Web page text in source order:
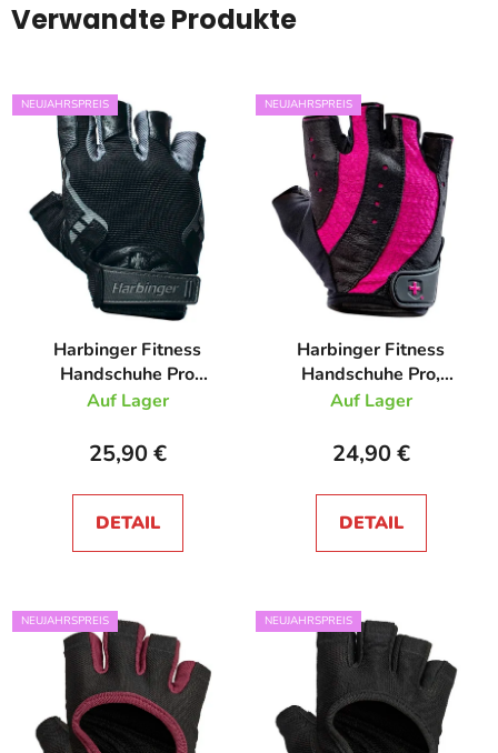
Verwandte Produkte
NEUJAHRSPREIS
Harbinger Fitness
Handschuhe Pro
herren, schwarz
Auf Lager
25,90 €
DETAIL
NEUJAHRSPREIS
Harbinger Fitness
Handschuhe Pro,
Damen, pink/black
Auf Lager
24,90 €
DETAIL
NEUJAHRSPREIS NEUJAHRSPREIS